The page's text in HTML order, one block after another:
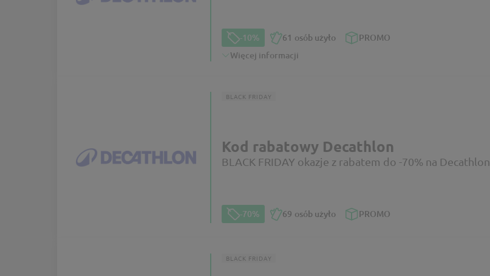
-10% 61 osób użyło
PROMO
Więcej informacji
BLACK FRIDAY
Kod rabatowy Decathlon
BLACK FRIDAY okazje z rabatem do -70% na Decathlon
-70% 69 osób użyło PROMO
BLACK FRIDAY